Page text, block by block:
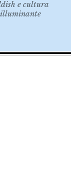
e cultura
illuminante